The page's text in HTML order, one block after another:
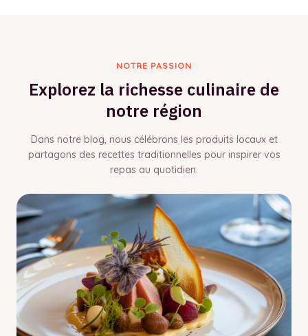
NOTRE PASSION
Explorez la richesse culinaire de
notre région
Dans notre blog, nous célébrons les produits locaux et
partagons des recettes traditionnelles pour inspirer vos
repas au quotidien.